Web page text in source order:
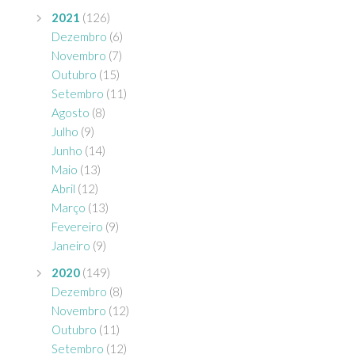
2021 (126)
Dezembro (6)
Novembro (7)
Outubro (15)
Setembro (11)
Agosto (8)
Julho (9)
Junho (14)
Maio (13)
Abril (12)
Março (13)
Fevereiro (9)
Janeiro (9)
2020 (149)
Dezembro (8)
Novembro (12)
Outubro (11)
Setembro (12)